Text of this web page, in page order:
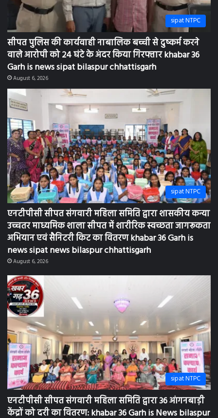
sipat NTPC
सीपत पुलिस की कार्यवाही नाबालिक बच्ची से दुष्कर्म करने
वाले आरोपी को 24 घंटे के अंदर किया गिरफ्तार khabar 36
Garh is news sipat bilaspur chhattisgarh
August 6, 2026
sipat NTPC
एनटीपीसी सीपत संगवारी महिला समिति द्वारा शासकीय कन्या
उच्चतर माध्यमिक शाला सीपत में शारीरिक स्वच्छता जागरूकता
अभियान एवं सैनिटरी किट का वितरण khabar 36 Garh is
news sipat news bilaspur chhattisgarh
August 6, 2026
sipat NTPC
एनटीपीसी सीपत संगवारी महिला समिति द्वारा 36 आंगनबाड़ी
केंद्रों को दरी का वितरण: khabar 36 Garh is News bilaspur